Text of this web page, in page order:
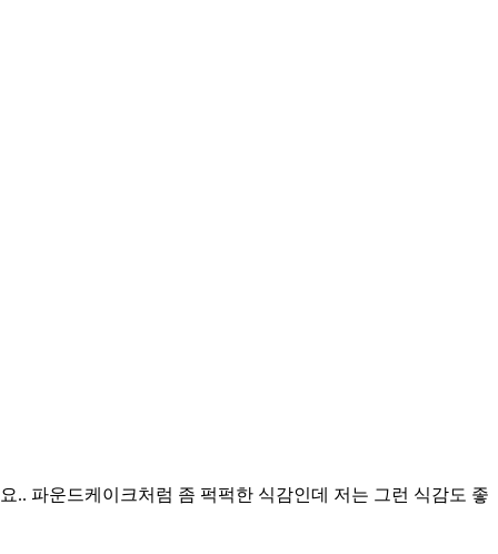
.. 파운드케이크처럼 좀 퍽퍽한 식감인데 저는 그런 식감도 좋